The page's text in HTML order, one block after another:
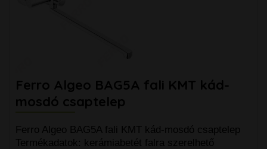
Ferro Algeo BAG5A fali KMT kád-
mosdó csaptelep
Ferro Algeo BAG5A fali KMT kád-mosdó csaptelep
Termékadatok: kerámiabetét falra szerelhető